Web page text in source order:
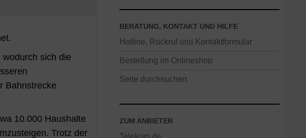
sich die
Bahnstrecke
10.000 Haushalte
Trotz der
BERATUNG, KONTAKT UND HILFE
Hotline, Rückruf und Kontaktformular
Bestellung im Onlineshop
Seite durchsuchen
ZUM ANBIETER
Telekom.de